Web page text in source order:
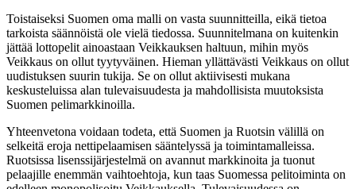
Toistaiseksi Suomen oma malli on vasta suunnitteilla, eikä tietoa
tarkoista säännöistä ole vielä tiedossa. Suunnitelmana on kuitenkin
jättää lottopelit ainoastaan Veikkauksen haltuun, mihin myös
Veikkaus on ollut tyytyväinen. Hieman yllättävästi Veikkaus on ollut
uudistuksen suurin tukija. Se on ollut aktiivisesti mukana
keskusteluissa alan tulevaisuudesta ja mahdollisista muutoksista
Suomen pelimarkkinoilla.
Yhteenvetona voidaan todeta, että Suomen ja Ruotsin välillä on
selkeitä eroja nettipelaamisen sääntelyssä ja toimintamalleissa.
Ruotsissa lisenssijärjestelmä on avannut markkinoita ja tuonut
pelaajille enemmän vaihtoehtoja, kun taas Suomessa pelitoiminta on